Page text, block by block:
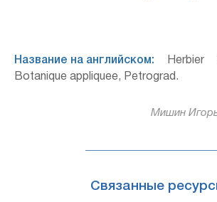
Название на английском: Herbier
Botanique appliquee, Petrograd.
Мишин
Связанные